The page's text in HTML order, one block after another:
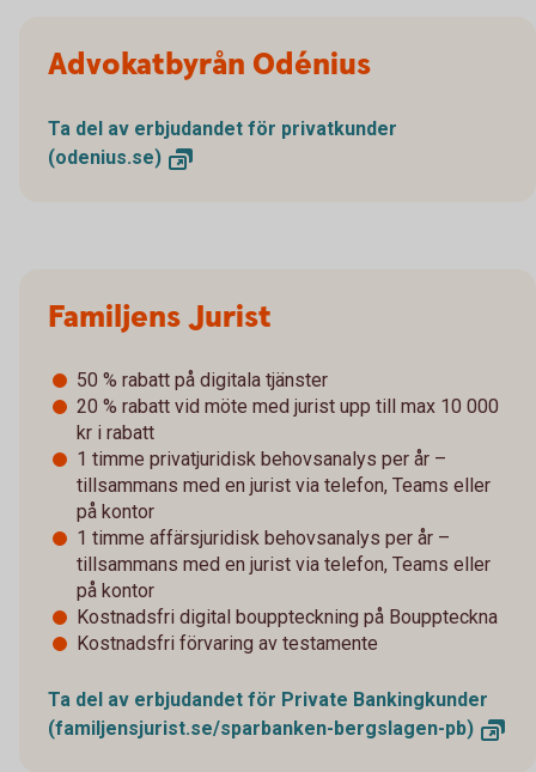
Advokatbyrån Odénius
Ta del av erbjudandet för privatkunder
(odenius.se)
Familjens Jurist
50 % rabatt på digitala tjänster
20 % rabatt vid möte med jurist upp till max 10 000
kr i rabatt
1 timme privatjuridisk behovsanalys per år –
tillsammans med en jurist via telefon, Teams eller
på kontor
1 timme affärsjuridisk behovsanalys per år –
tillsammans med en jurist via telefon, Teams eller
på kontor
Kostnadsfri digital bouppteckning på Bouppteckna
Kostnadsfri förvaring av testamente
Ta del av erbjudandet för Private Bankingkunder
(familjensjurist.se/sparbanken-bergslagen-pb)